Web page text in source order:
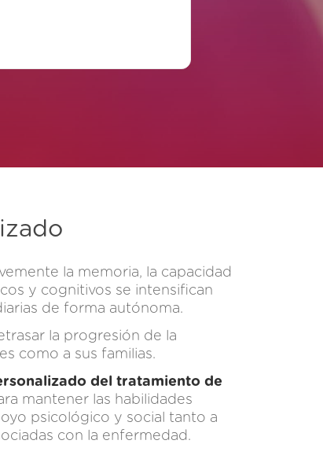
la memoria, la capacidad
y cognitivos se intensifican
de forma autónoma.
la progresión de la
como a sus familias.
del tratamiento de
mantener las habilidades
psicológico y social tanto a
con la enfermedad.